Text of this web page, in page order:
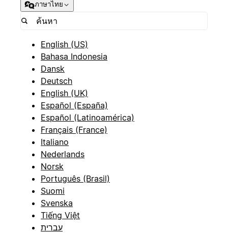
ภาษาไทย
English (US)
Bahasa Indonesia
Dansk
Deutsch
English (UK)
Español (España)
Español (Latinoamérica)
Français (France)
Italiano
Nederlands
Norsk
Português (Brasil)
Suomi
Svenska
Tiếng Việt
עברית